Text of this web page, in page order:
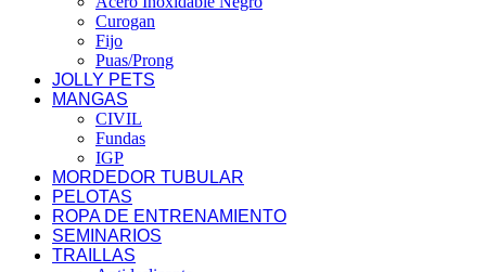
Curogan
Fijo
Puas/Prong
JOLLY PETS
MANGAS
CIVIL
Fundas
IGP
MORDEDOR TUBULAR
PELOTAS
ROPA DE ENTRENAMIENTO
SEMINARIOS
TRAILLAS